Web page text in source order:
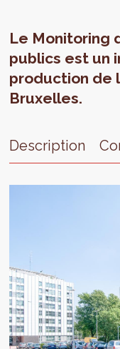
Le Monitoring
publics est un
production de
Bruxelles.
Description